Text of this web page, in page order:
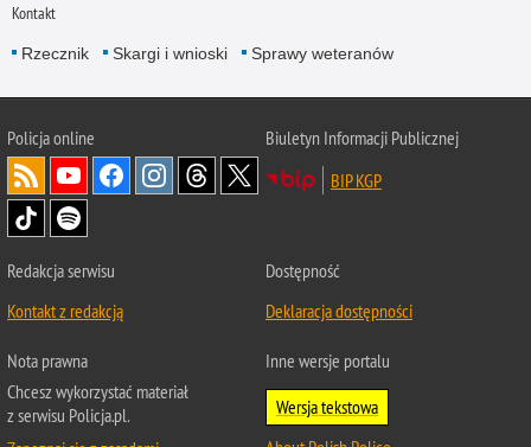
Kontakt
Rzecznik Skargi i wnioski Sprawy weteranów
Policjaonline
Biuletyn Informacji Publicznej
BIP KGP
Redakcja serwisu
Kontakt z redakcją
Dostępność
Deklaracja dostępności
Nota prawna
Chcesz wykorzystać materiał
z serwisu Policja.pl.
Inne wersje portalu
Wersja tekstowa